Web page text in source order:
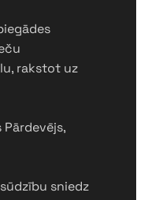
rakstot uz
sniedz